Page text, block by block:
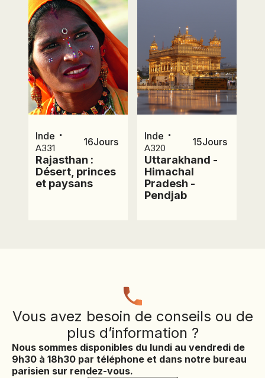
Inde ⋅
A331
16Jours
Rajasthan :
Désert, princes
et paysans
Inde ⋅
A320
15Jours
Uttarakhand -
Himachal
Pradesh -
Pendjab
Vous avez besoin de conseils ou de
plus d’information ?
Nous sommes disponibles du lundi au vendredi de
9h30 à 18h30 par téléphone et dans notre bureau
parisien sur rendez-vous.